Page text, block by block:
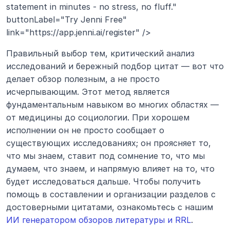
statement in minutes - no stress, no fluff."
buttonLabel="Try Jenni Free"
link="https://app.jenni.ai/register" />
Правильный выбор тем, критический анализ
исследований и бережный подбор цитат — вот что
делает обзор полезным, а не просто
исчерпывающим. Этот метод является
фундаментальным навыком во многих областях —
от медицины до социологии. При хорошем
исполнении он не просто сообщает о
существующих исследованиях; он проясняет то,
что мы знаем, ставит под сомнение то, что мы
думаем, что знаем, и напрямую влияет на то, что
будет исследоваться дальше. Чтобы получить
помощь в составлении и организации разделов с
ИИ генератором обзоров литературы и RRL.